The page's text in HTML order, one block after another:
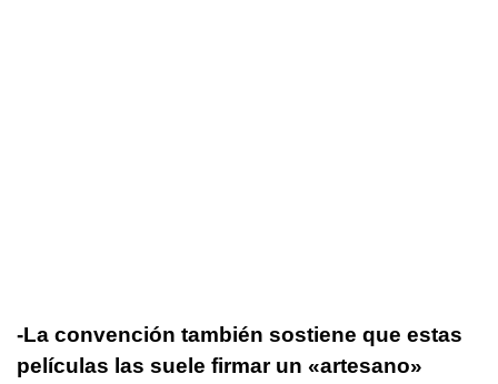
-La convención también sostiene que estas
películas las suele firmar un «artesano»